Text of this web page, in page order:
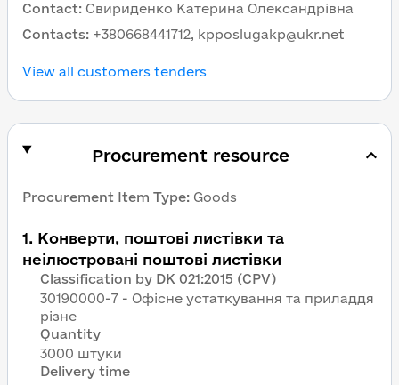
Contact: Свириденко Катерина Олександрівна
Contacts: +380668441712, kpposlugakp@ukr.net
View all customers tenders
Procurement resource
Procurement Item Type: Goods
1. Конверти, поштові листівки та
неілюстровані поштові листівки
Classification by DK 021:2015 (CPV)
30190000-7 - Офісне устаткування та приладдя
різне
Quantity
3000 штуки
Delivery time